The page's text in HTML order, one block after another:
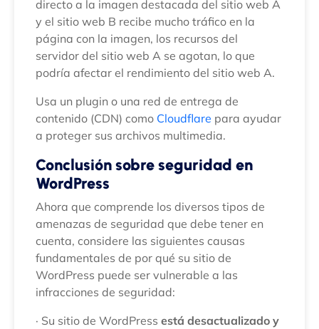
directo a la imagen destacada del sitio web A
y el sitio web B recibe mucho tráfico en la
página con la imagen, los recursos del
servidor del sitio web A se agotan, lo que
podría afectar el rendimiento del sitio web A.
Usa un plugin o una red de entrega de
contenido (CDN) como Cloudflare para ayudar
a proteger sus archivos multimedia.
Conclusión sobre seguridad en
WordPress
Ahora que comprende los diversos tipos de
amenazas de seguridad que debe tener en
cuenta, considere las siguientes causas
fundamentales de por qué su sitio de
WordPress puede ser vulnerable a las
infracciones de seguridad:
· Su sitio de WordPress está desactualizado y